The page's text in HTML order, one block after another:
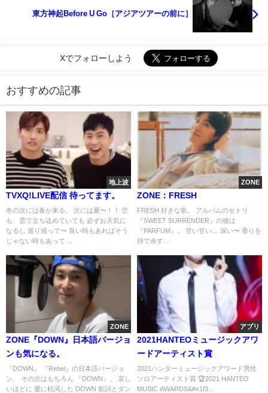
東方神起Before U Go［アジアツアーの前に］
Xでフォローしよう
おすすめの記事
地上波
TVXQ!LIVE配信 待ってます。
冬の次には春が来る。 次には夏〜！！ 空
も、雲で立ち込めていても 必ずお天気に
なるし 巡り巡って〜 良い時もあればそう
じゃない時もあって ...
ZONE
ZONE：FRESH
FRESH 好きな歌。 アルバムのセトリ
『SWEET SURRENDER』の後は
『PARFUM』。 甘い甘い… 深い〜 香りを
持て余す...
ZONE
ZONE『DOWN』日本語バージョ
ンも気になる。
『DOWN』 『Rebel』の日本語バージョ
ン、 その次はもちろん 『DOWN』。 哀し
いほどに 愛に枯渇した DOWN 歌詞とダン
アプリ
2021HANTEOミュージックアワ
ードアーティスト賞
2021ハンターミュージックアワード男性
ソロアーティスト賞 🏆2021 HANTEO
MUSIC AWARDS&#x1f3...